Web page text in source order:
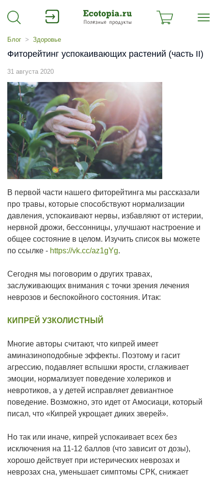
Блог Здоровье
Фиторейтинг успокаивающих растений (часть II)
31 августа 2020
В первой части нашего фиторейтинга мы рассказали
про травы, которые способствуют нормализации
давления, успокаивают нервы, избавляют от истерии,
нервной дрожи, бессонницы, улучшают настроение и
общее состояние в целом. Изучить список вы можете
по ссылке - https://vk.cc/az1gYg.
Сегодня мы поговорим о других травах,
заслуживающих внимания с точки зрения лечения
неврозов и беспокойного состояния. Итак:
КИПРЕЙ УЗКОЛИСТНЫЙ
Многие авторы считают, что кипрей имеет
аминазиноподобные эффекты. Поэтому и гасит
агрессию, подавляет вспышки ярости, сглаживает
эмоции, нормализует поведение холериков и
невротиков, а у детей исправляет девиантное
поведение. Возможно, это идет от Амосиаци, который
писал, что «Кипрей укрощает диких зверей».
Но так или иначе, кипрей успокаивает всех без
исключения на 11-12 баллов (что зависит от дозы),
хорошо действует при истерических неврозах и
неврозах сна, уменьшает симптомы СРК, снижает